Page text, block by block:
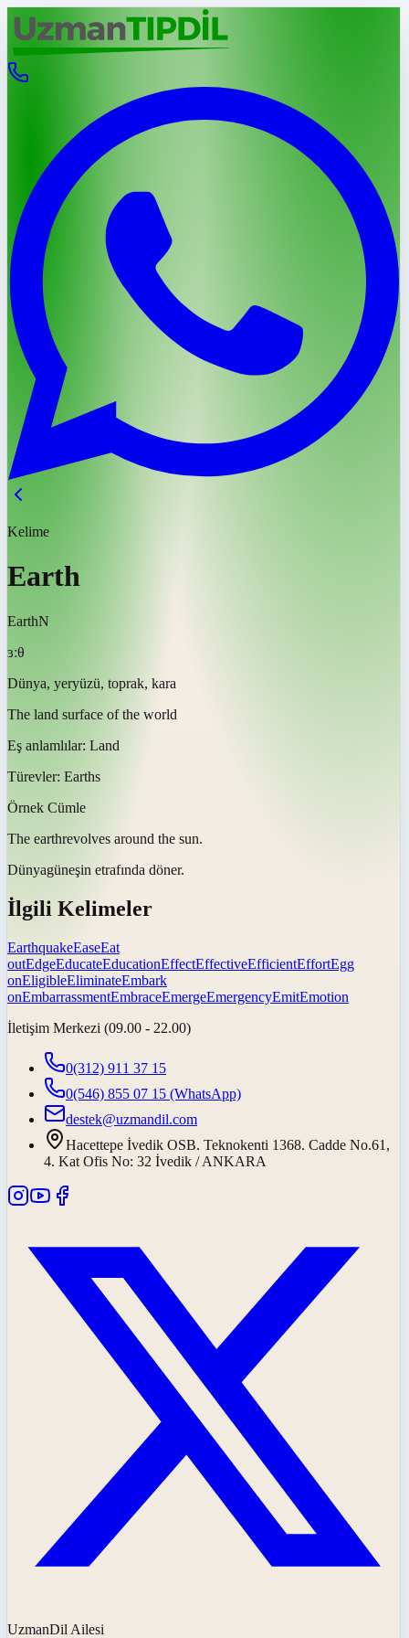
Kelime
Earth
EarthN
ɜːθ
Dünya, yeryüzü, toprak, kara
The land surface of the world
Eş anlamlılar: Land
Türevler: Earths
Örnek Cümle
The earthrevolves around the sun.
Dünyagüneşin etrafında döner.
İlgili Kelimeler
EarthquakeEaseEat
outEdgeEducateEducationEffectEffectiveEfficientEffortEgg
onEligibleEliminateEmbark
onEmbarrassmentEmbraceEmergeEmergencyEmitEmotion
İletişim Merkezi (09.00 - 22.00)
0(312) 911 37 15
0(546) 855 07 15 (WhatsApp)
destek@uzmandil.com
Hacettepe İvedik OSB. Teknokenti 1368. Cadde No.61,
4. Kat Ofis No: 32 İvedik / ANKARA
UzmanDil Ailesi